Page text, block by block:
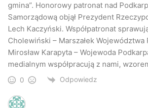
gmina”. Honorowy patronat nad
Samorządową objął Prezydent
Lech Kaczyński. Współpatronat
Cholewiński – Marszałek
Mirosław Karapyta – Wojewoda
medialnym współpracują z nami,
0 Odpowiedz